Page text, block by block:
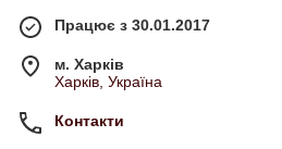
Працює з 30.01.2017
м. Харків
Харків, Україна
Контакти